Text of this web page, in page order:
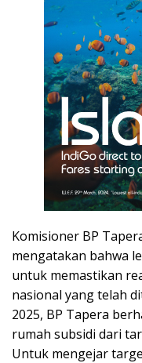
Komisioner BP
mengatakan bahwa
untuk memastikan
nasional yang telah
2025, BP Tapera
rumah subsidi dari
Untuk mengejar